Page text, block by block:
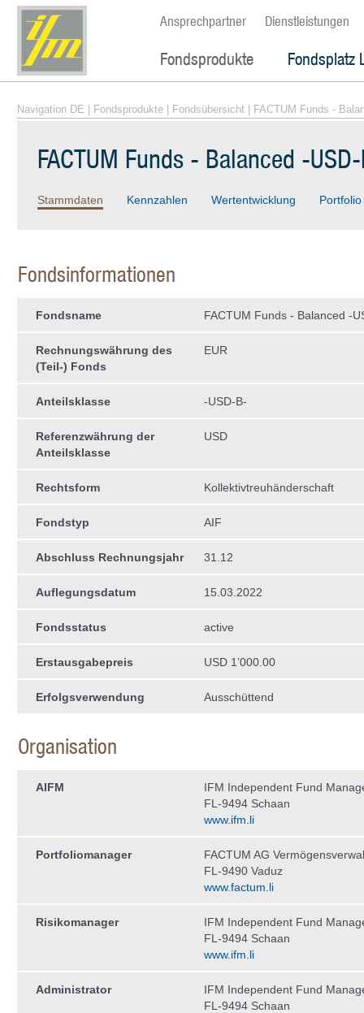
Ansprechpartner Dienstleistungen
Fondsprodukte Fondsplatz
Navigation DE Fondsprodukte Fondsübersicht | FACTUM Funds -
FACTUM Funds - Balanced -
Stammdaten Kennzahlen Wertentwicklung Portfolio
Fondsinformationen
Fondsname FACTUM Funds - Balanced -
Rechnungswährung des
(Teil-) Fonds
EUR
Anteilsklasse -USD-B-
Referenzwährung der
Anteilsklasse
USD
Rechtsform Kollektivtreuhän­derschaft
Fondstyp AIF
Abschluss Rechnungsjahr 31.12
Auflegungsdatum 15.03.2022
Fondsstatus active
Erstausgabepreis USD 1’000.00
Erfolgsverwendung Ausschüttend
Organisation
AIFM
IFM Independent Fund
FL-9494 Schaan
www.ifm.li
Portfoliomanager
FACTUM AG
FL-9490 Vaduz
www.factum.li
Risikomanager
IFM Independent Fund
FL-9494 Schaan
www.ifm.li
Administrator
IFM Independent Fund
FL-9494 Schaan